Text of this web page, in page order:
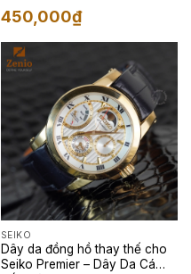
450,000₫
SEIKO
Dây da đồng hồ thay thế cho
Seiko Premier – Dây Da Cá